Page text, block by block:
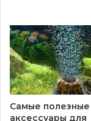
Самые полезные
аксессуары для